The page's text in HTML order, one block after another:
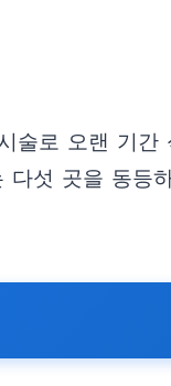
로 오랜 기
섯 곳을 동등